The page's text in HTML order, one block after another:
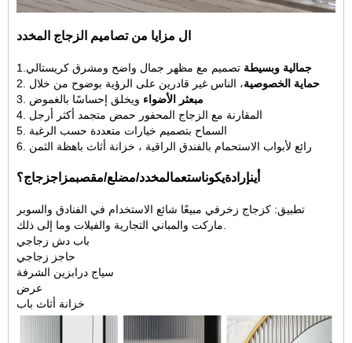
ال مزايا من تصاميم الزجاج المخدد
1. جمالية وبسيطة تصميم مع مظهر جمال واضح ومشرق كريستالي
2.
حماية الخصوصية، الناس غير قادرين على الرؤية بوضوح من خلال
3.
مبعثر الأضواء ويخلق إحساسًا بالغموض
4.
المقارنة مع الزجاج المحفور حمض متجمد أكثر أرجل
5. السماح بتصميم خيارات متعددة حسب الرغبة
6. رائع لأبواب الاستحمام بالفندق الراقية ، خزانة أثاث باهظة الثمن
أينإرادةيكوناستعمالمخدد/مضلع/مقصبمزاجزجاج؟
تطبيق: كزجاج زخرفي مبيعًا شائع الاستخدام في الفنادق والسوبر
ماركت والمباني التجارية والفيلات وما إلى ذلك.
باب دش زجاجي
حاجز زجاجي
سياج درابزين الشرفة
عرض
خزانة أثاث باب